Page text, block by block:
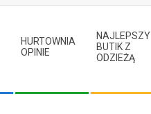
HURTOWNIA
OPINIE
NAJLEPSZY
BUTIK Z
ODZIEŻĄ